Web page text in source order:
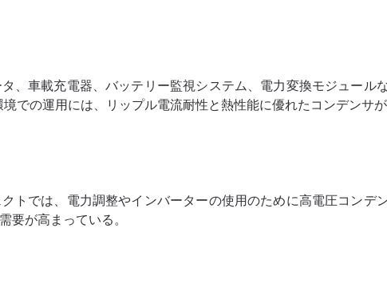
、車載充電器、バッテリー監視システム、電力変換モジュール
での運用には、リップル電流耐性と熱性能に優れたコンデンサが
トでは、電力調整やインバーターの使用のために高電圧コンデ
要が高まっている。